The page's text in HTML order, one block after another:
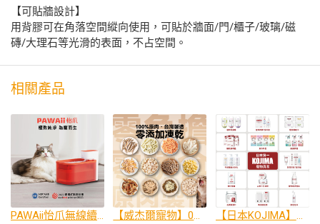
【可貼牆設計】
用背膠可在角落空間縱向使用，可貼於牆面/門/櫃子/玻璃/磁
磚/大理石等光滑的表面，不占空間。
相關產品
PAWAii怡爪無線續航60天寵物飲水機 【威杰爾寵物】0添加凍乾全系列 【日本KOJIMA】寵物清潔第一品牌